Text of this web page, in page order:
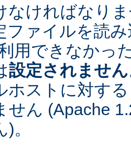
なければなり
ファイルを読
用できなかっ
設定されません
ホストに対す
せん (Apache
。